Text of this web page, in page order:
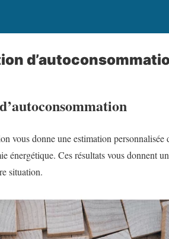
vous donne une estimation
énergétique. Ces résultats vous donnent
situation.